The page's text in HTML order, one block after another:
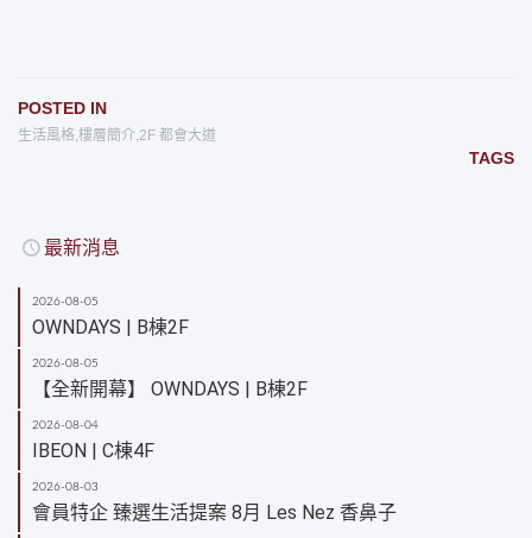
POSTED IN
生活風格,樓層簡介,2F 都會大道
TAGS
最新消息
2026-08-05
OWNDAYS | B棟2F
2026-08-05
【全新開幕】 OWNDAYS | B棟2F
2026-08-04
IBEON | C棟4F
2026-08-03
會員特企 臻選生活提案 8月 Les Nez 香鼻子